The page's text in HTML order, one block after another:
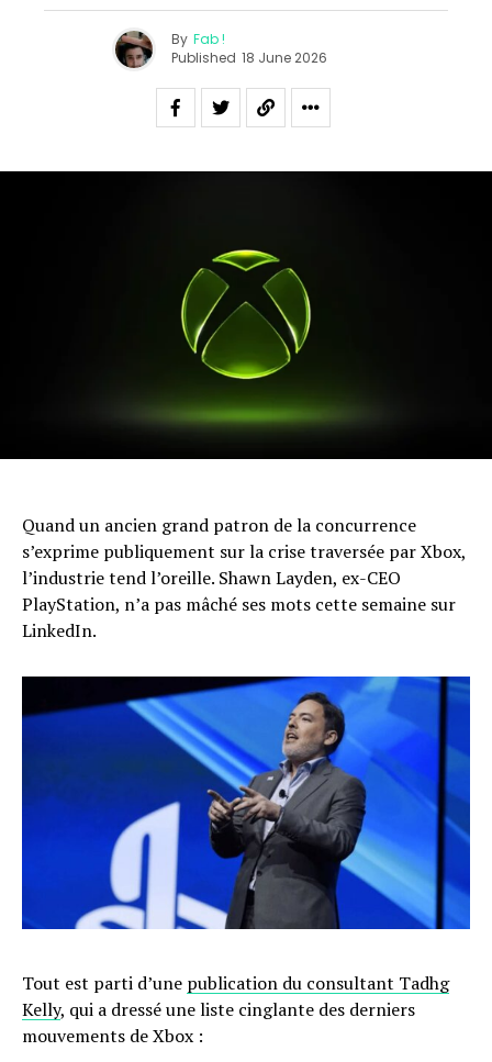
By Fab !
Published 18 June 2026
Quand un ancien grand patron de la concurrence
s’exprime publiquement sur la crise traversée par Xbox,
l’industrie tend l’oreille. Shawn Layden, ex-CEO
PlayStation, n’a pas mâché ses mots cette semaine sur
LinkedIn.
Tout est parti d’une publication du consultant Tadhg
Kelly, qui a dressé une liste cinglante des derniers
mouvements de Xbox :